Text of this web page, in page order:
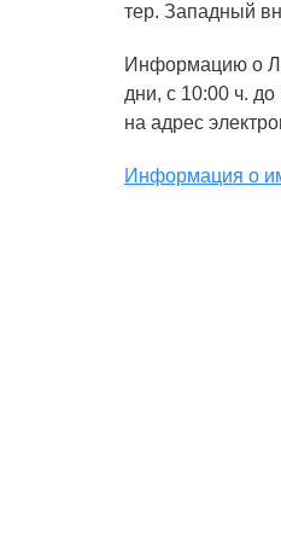
тер. Западный
Информацию о
дни, с 10:00 ч.
на адрес
Информация о